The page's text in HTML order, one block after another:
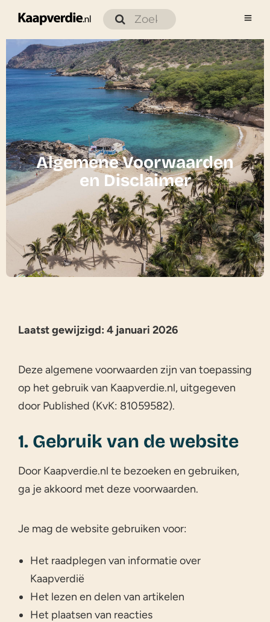
Algemene Voorwaarden
en Disclaimer
Laatst gewijzigd: 4 januari 2026
Deze algemene voorwaarden zijn van toepassing
op het gebruik van Kaapverdie.nl, uitgegeven
door Published (KvK: 81059582).
1. Gebruik van de website
Door Kaapverdie.nl te bezoeken en gebruiken,
ga je akkoord met deze voorwaarden.
Je mag de website gebruiken voor:
Het raadplegen van informatie over
Kaapverdië
Het lezen en delen van artikelen
Het plaatsen van reacties